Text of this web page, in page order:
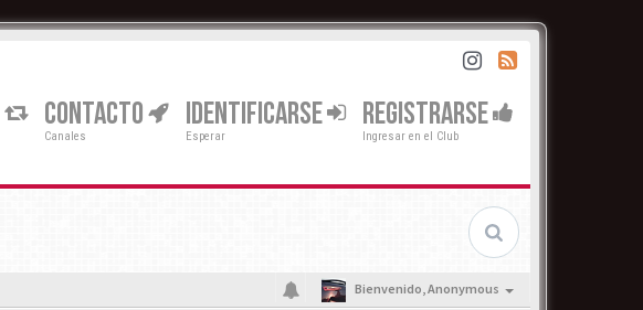
CONTACTO
Canales
IDENTIFICARSE
Esperar
REGISTRARSE
Ingresar en el Club
Bienvenido,Anonymous